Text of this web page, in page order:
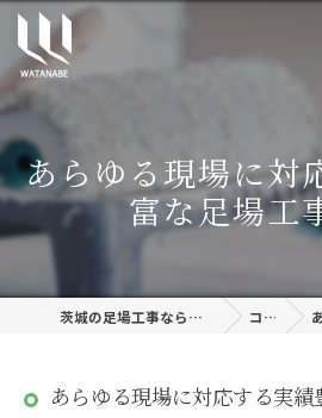
あらゆる現場に対
富な足場工
茨城の足場工事なら株式会社渡邊建設 コラム
あらゆる現場に対応する実